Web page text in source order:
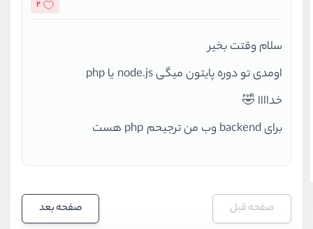
2
سلام وقتت بخیر
اومدی تو دوره پایتون میگی node.js یا php
خداااا 🤣
برای backend وب من ترجیحم php هست
صفحه بعد صفحه قبل